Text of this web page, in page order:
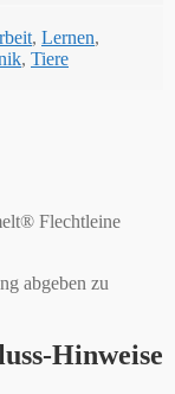
, Lernen,
, Tiere
Flechtleine
abgeben zu
Hinweise